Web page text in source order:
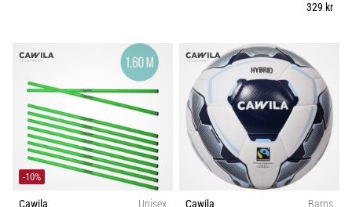
nya
Nike
Phantom
fotbollsskorna
precision,
kontroll
och
Hållbarhet
Vikt (g)
329 kr
-10%
Cawila
Unisex
Cawila
Barns